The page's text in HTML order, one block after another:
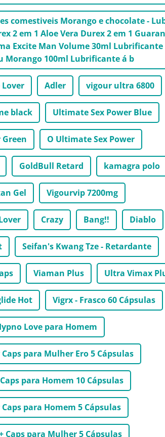
comestiveis Morango e chocolate -
2 em 1 Aloe Vera Durex 2 em 1
Excite Man Volume 30ml Lubrificante
Morango 100ml Lubrificante á b
Adler vigour ultra 6800
black Ultimate Sex Power Blue
O Ultimate Sex Power
GoldBull Retard kamagra polo
Gel Vigourvip 7200mg
Crazy Bang!! Diablo
Seifan's Kwang Tze - Retardante
Viaman Plus Ultra Vimax
Hot Vigrx - Frasco 60 Cápsulas
Love para Homem
para Mulher Ero 5 Cápsulas
para Homem 10 Cápsulas
para Homem 5 Cápsulas
Caps para Mulher 5 Cápsulas